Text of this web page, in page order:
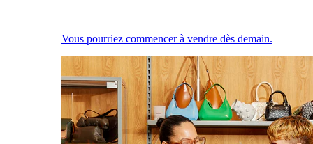
Vous pourriez commencer à vendre dès demain.